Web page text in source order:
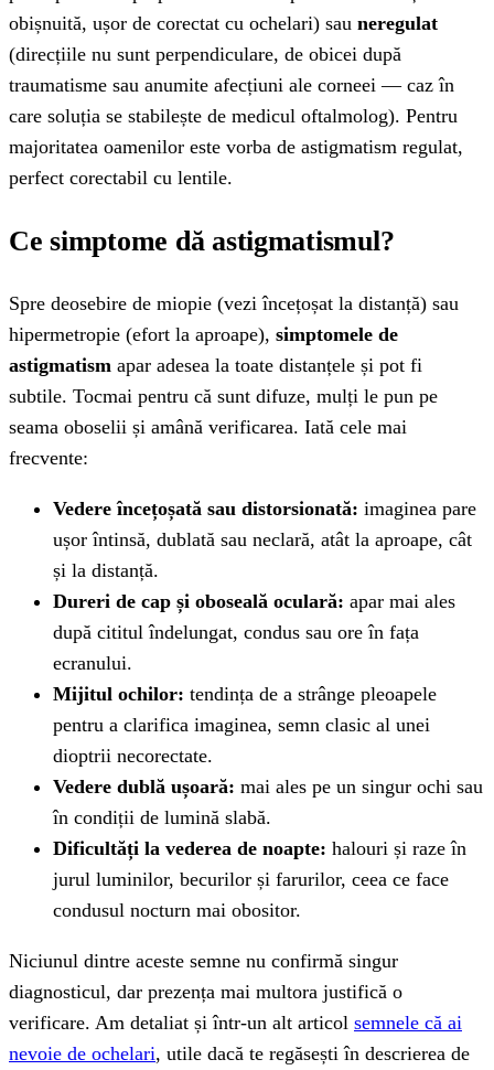
obișnuită, ușor de corectat cu ochelari) sau neregulat
(direcțiile nu sunt perpendiculare, de obicei după
traumatisme sau anumite afecțiuni ale corneei — caz în
care soluția se stabilește de medicul oftalmolog). Pentru
majoritatea oamenilor este vorba de astigmatism regulat,
perfect corectabil cu lentile.
Ce simptome dă astigmatismul?
Spre deosebire de miopie (vezi încețoșat la distanță) sau
hipermetropie (efort la aproape), simptomele de
astigmatism apar adesea la toate distanțele și pot fi
subtile. Tocmai pentru că sunt difuze, mulți le pun pe
seama oboselii și amână verificarea. Iată cele mai
frecvente:
Vedere încețoșată sau distorsionată: imaginea pare
ușor întinsă, dublată sau neclară, atât la aproape, cât
și la distanță.
Dureri de cap și oboseală oculară: apar mai ales
după cititul îndelungat, condus sau ore în fața
ecranului.
Mijitul ochilor: tendința de a strânge pleoapele
pentru a clarifica imaginea, semn clasic al unei
dioptrii necorectate.
Vedere dublă ușoară: mai ales pe un singur ochi sau
în condiții de lumină slabă.
Dificultăți la vederea de noapte: halouri și raze în
jurul luminilor, becurilor și farurilor, ceea ce face
condusul nocturn mai obositor.
Niciunul dintre aceste semne nu confirmă singur
diagnosticul, dar prezența mai multora justifică o
verificare. Am detaliat și într-un alt articol semnele că ai
nevoie de ochelari, utile dacă te regăsești în descrierea de